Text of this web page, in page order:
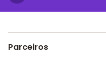
Parceiros